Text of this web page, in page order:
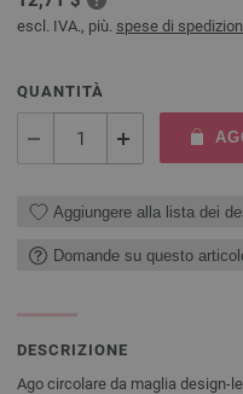
escl. IVA., più. spese di
QUANTITÀ
Aggiungere alla lista dei
Domande su questo
DESCRIZIONE
Ago circolare da maglia design-